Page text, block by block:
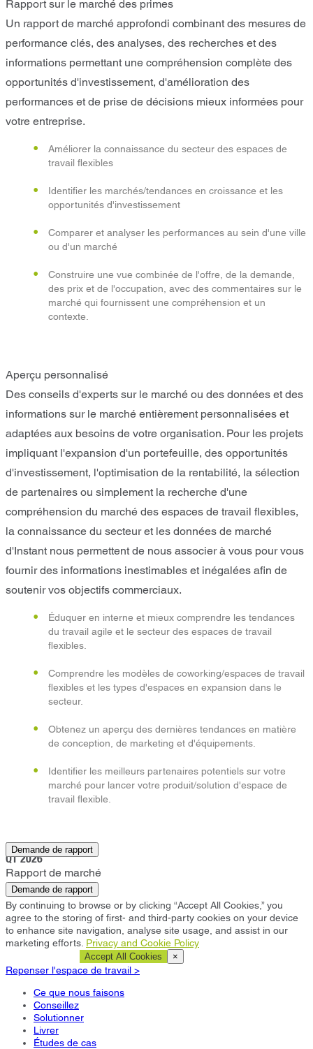
Rapport sur le marché des primes
Un rapport de marché approfondi combinant des mesures de
performance clés, des analyses, des recherches et des
informations permettant une compréhension complète des
opportunités d'investissement, d'amélioration des
performances et de prise de décisions mieux informées pour
votre entreprise.
Améliorer la connaissance du secteur des espaces de
travail flexibles
Identifier les marchés/tendances en croissance et les
opportunités d'investissement
Comparer et analyser les performances au sein d'une ville
ou d'un marché
Construire une vue combinée de l'offre, de la demande,
des prix et de l'occupation, avec des commentaires sur le
marché qui fournissent une compréhension et un
contexte.
Aperçu personnalisé
Des conseils d'experts sur le marché ou des données et des
informations sur le marché entièrement personnalisées et
adaptées aux besoins de votre organisation. Pour les projets
impliquant l'expansion d'un portefeuille, des opportunités
d'investissement, l'optimisation de la rentabilité, la sélection
de partenaires ou simplement la recherche d'une
compréhension du marché des espaces de travail flexibles,
la connaissance du secteur et les données de marché
d'Instant nous permettent de nous associer à vous pour vous
fournir des informations inestimables et inégalées afin de
soutenir vos objectifs commerciaux.
Éduquer en interne et mieux comprendre les tendances
du travail agile et le secteur des espaces de travail
flexibles.
Comprendre les modèles de coworking/espaces de travail
flexibles et les types d'espaces en expansion dans le
secteur.
Obtenez un aperçu des dernières tendances en matière
de conception, de marketing et d'équipements.
Identifier les meilleurs partenaires potentiels sur votre
marché pour lancer votre produit/solution d'espace de
travail flexible.
Demande de rapport
Eindhoven
Q1 2026
Rapport de marché
Demande de rapport
By continuing to browse or by clicking “Accept All Cookies,” you
agree to the storing of first- and third-party cookies on your device
to enhance site navigation, analyse site usage, and assist in our
marketing efforts. Privacy and Cookie Policy
Accept All Cookies ×
Repenser l'espace de travail >
Ce que nous faisons
Conseillez
Solutionner
Livrer
Études de cas